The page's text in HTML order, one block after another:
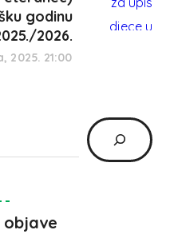
godinu
2026.
2025. 21:00